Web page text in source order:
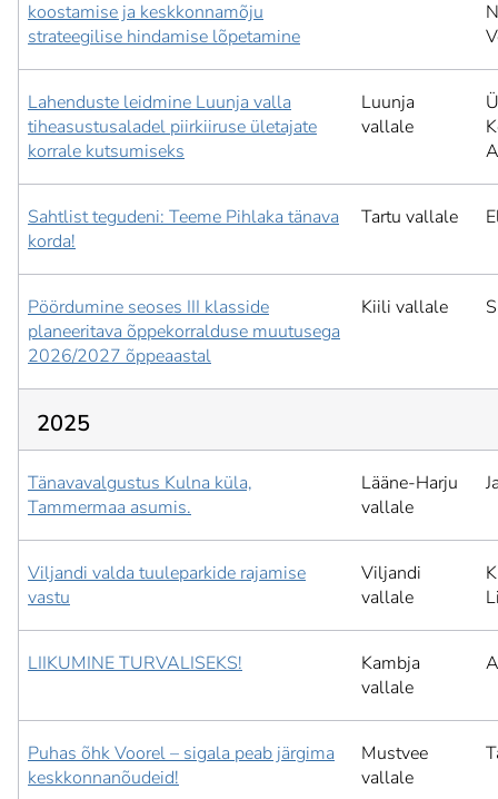
koostamise ja keskkonnamõju
strateegilise hindamise lõpetamine
Lahenduste leidmine Luunja valla
tiheasustusaladel piirkiiruse ületajate
korrale kutsumiseks
Luunja
vallale
Sahtlist tegudeni: Teeme Pihlaka tänava
korda!
Tartu vallale
Pöördumine seoses III klasside
planeeritava õppekorralduse muutusega
2026/2027 õppeaastal
Kiili vallale
2025
Tänavavalgustus Kulna küla,
Tammermaa asumis.
Lääne-Harju
vallale
Viljandi valda tuuleparkide rajamise
vastu
Viljandi
vallale
LIIKUMINE TURVALISEKS!
Kambja
vallale
Puhas õhk Voorel – sigala peab järgima
keskkonnanõudeid!
Mustvee
vallale